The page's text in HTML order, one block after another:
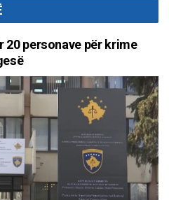
personave për krime